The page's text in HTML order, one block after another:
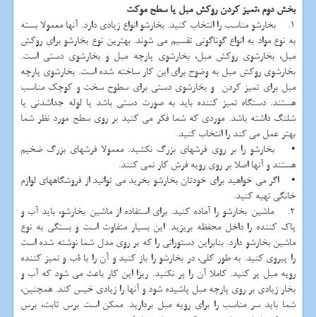
بخش دوم ،تمیز کردن روکش مبل یا سطح موکت
1. بخارشو مناسب را انتخاب کنید. بخارشو انواع زیادی دارد. آنها معمولا بسته
به نوع مواد به انواع گوناگونی تقسیم می شوند. بهترین نوع بخارشو برای روکش
مبل، بخارشوی روکش مبل، بخارشوی پارچه مبل و بخارشوی دستی است.
بخارشوی روکش مبل به وضوح برای این کار ساخته شده است. بخارشوی پارچه
مبل برای تمیز کردن و بخارشوی دستی برای سطوح سخت و کوچک مناسب
هستند. دستگاه تمیز کننده باید به صورت دستی باشد یا لوله جداشدنی یا
شلنگ داشته باشد. موردی که شما فکر می کنید بر روی سطح مورد نظر شما
بهتر عمل می کند را انتخاب کنید.
• بخارشو را بر روی فرشهای بزرگ نکشید. معمولا فرشهای بزرگ ضخیم
هستند و آنها اصلا بر روی رویه فرش کار نمی کنند.
• اگر می خواهید برای خودتان بخارشو بخرید می توانید از فروشگاههای لوازم
خانگی تهیه کنید.
2. ماشین بخارشو را آماده کنید. برای استفاده از ماشین بخارشو، باید آب و
پاک کننده را داخل محفظه بریزید. این بسیار متفاوت است و بستگی به نوع
ماشین بخارشو دارد. بنابراین دستوراتی را که بر روی مدل شما نوشته شده است
را پیروی کنید. به طور کلی، در بخارشو را باز کنید و آن را با ۀب و تمیز کننده
رویه مبل پر کنید. کاملا آن را پر نکنید. ریزا این کار باعث می شود که آب و
بخار زیادی بر روی پارچه مبل پاشیده شود و آنها را زیادی خیس کند. همچنین،
شما باید سر مناسب را برای رویه مبل بردارید. ممکن است برس ثابت، برس